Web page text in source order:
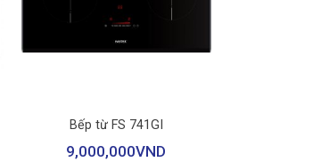
Bếp từ FS 741GI
9,000,000VND